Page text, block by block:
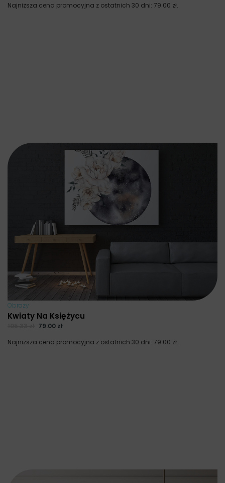
Najniższa cena promocyjna z ostatnich 30 dni: 79.00 zł.
Obrazy
Kwiaty Na Księżycu
79.00 zł
Najniższa cena promocyjna z ostatnich 30 dni: 79.00 zł.